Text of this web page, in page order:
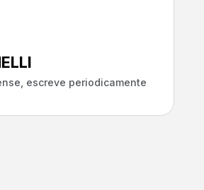
escreve periodicamente